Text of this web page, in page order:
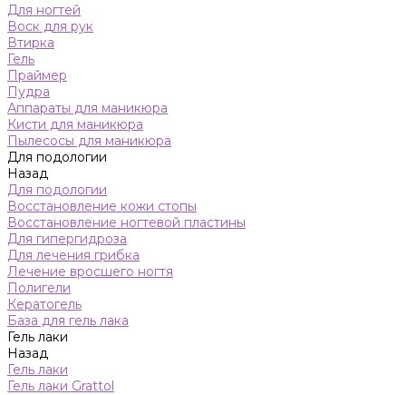
Для ногтей
Воск для рук
Втирка
Гель
Праймер
Пудра
Аппараты для маникюра
Кисти для маникюра
Пылесосы для маникюра
Для подологии
Назад
Для подологии
Восстановление кожи стопы
Восстановление ногтевой пластины
Для гипергидроза
Для лечения грибка
Лечение вросшего ногтя
Полигели
Кератогель
База для гель лака
Гель лаки
Назад
Гель лаки
Гель лаки Grattol